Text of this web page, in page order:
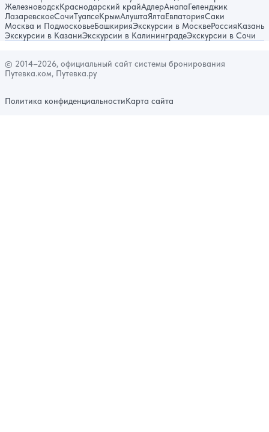
ЖелезноводскКраснодарский крайАдлерАнапаГеленджик
ЛазаревскоеСочиТуапсеКрымАлуштаЯлтаЕвпаторияСаки
Москва и ПодмосковьеБашкирияЭкскурсии в МосквеРоссияКазань
Экскурсии в КазаниЭкскурсии в КалининградеЭкскурсии в Сочи
© 2014–2026, официальный сайт системы бронирования
Путевка.ком, Путевка.ру
Политика конфиденциальностиКарта сайта